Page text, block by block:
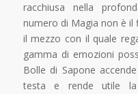
racchiusa nella
numero di Magia non è
il mezzo con il quale
gamma di emozioni
Bolle di Sapone
testa e rende utile la